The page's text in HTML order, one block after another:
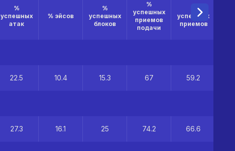
%
успешных
атак
% эйсов
%
успешных
блоков
%
успешных
приемов
подачи
успешных
приемов
22.5 10.4 15.3 67 59.2
27.3 16.1 25 74.2 66.6